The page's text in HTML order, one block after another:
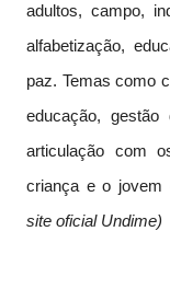
adultos, campo,
alfabetização,
paz. Temas como
educação, gestão
articulação com
criança e o jovem
site oficial Undime)